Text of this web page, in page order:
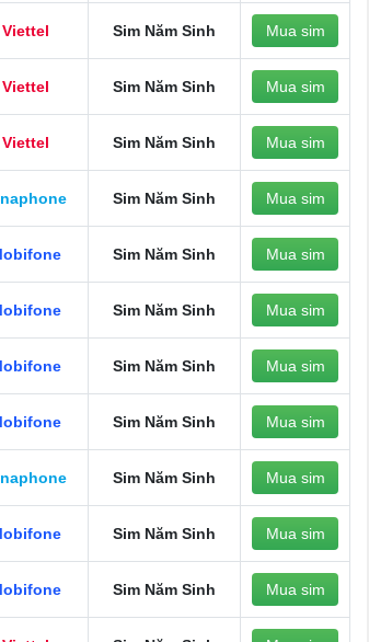
Viettel Sim Năm Sinh Mua sim
Viettel Sim Năm Sinh Mua sim
Viettel Sim Năm Sinh Mua sim
Sim Năm Sinh Mua sim
Sim Năm Sinh Mua sim
Sim Năm Sinh Mua sim
Sim Năm Sinh Mua sim
Sim Năm Sinh Mua sim
Sim Năm Sinh Mua sim
Sim Năm Sinh Mua sim
Sim Năm Sinh Mua sim